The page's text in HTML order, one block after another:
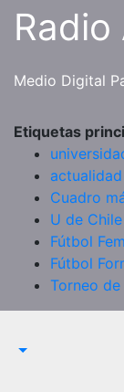
SaltarRadio
Medio Digital
Etiquetas
actualidad
Cuadro
U de Chile
Fútbol
Fútbol
Torneo